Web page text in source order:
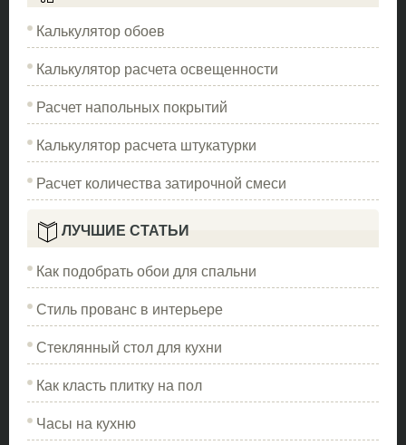
Калькулятор обоев
Калькулятор расчета освещенности
Расчет напольных покрытий
Калькулятор расчета штукатурки
Расчет количества затирочной смеси
ЛУЧШИЕ СТАТЬИ
Как подобрать обои для спальни
Стиль прованс в интерьере
Стеклянный стол для кухни
Как класть плитку на пол
Часы на кухню